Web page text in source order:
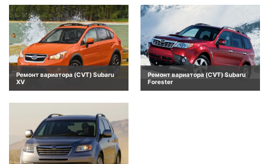
Ремонт вариатора (CVT) Subaru
XV
Ремонт вариатора (CVT) Subaru
Forester